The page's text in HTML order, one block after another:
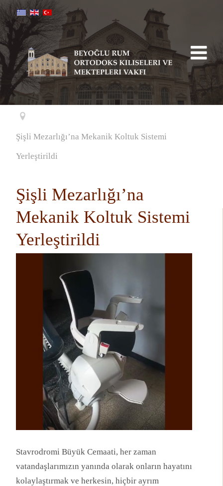
Şişli Mezarlığı’na Mekanik Koltuk Sistemi
Yerleştirildi
Şişli Mezarlığı’na
Mekanik Koltuk Sistemi
Yerleştirildi
Stavrodromi Büyük Cemaati, her zaman
vatandaşlarımızın yanında olarak onların hayatını
kolaylaştırmak ve herkesin, hiçbir ayrım